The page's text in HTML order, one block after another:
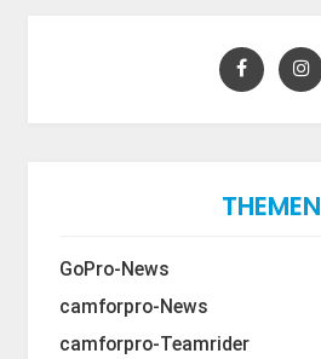
THEMEN
GoPro-News
camforpro-News
camforpro-Teamrider